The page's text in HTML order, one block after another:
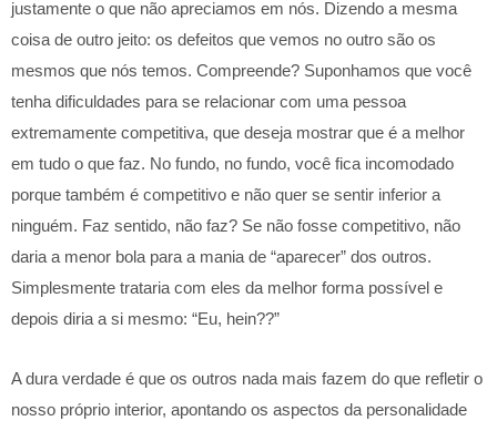
justamente o que não apreciamos em nós. Dizendo a mesma
coisa de outro jeito: os defeitos que vemos no outro são os
mesmos que nós temos. Compreende? Suponhamos que você
tenha dificuldades para se relacionar com uma pessoa
extremamente competitiva, que deseja mostrar que é a melhor
em tudo o que faz. No fundo, no fundo, você fica incomodado
porque também é competitivo e não quer se sentir inferior a
ninguém. Faz sentido, não faz? Se não fosse competitivo, não
daria a menor bola para a mania de “aparecer” dos outros.
Simplesmente trataria com eles da melhor forma possível e
depois diria a si mesmo: “Eu, hein??”
A dura verdade é que os outros nada mais fazem do que refletir o
nosso próprio interior, apontando os aspectos da personalidade